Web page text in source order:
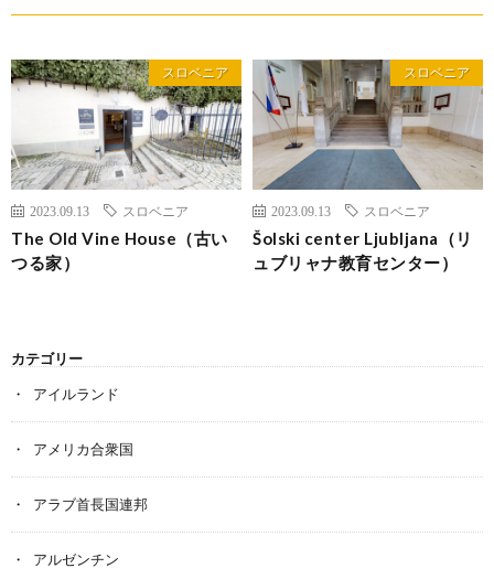
スロベニア
2023.09.13 スロベニア
The Old Vine House（古い
つる家）
スロベニア
2023.09.13 スロベニア
Šolski center Ljubljana（リ
ュブリャナ教育センター）
カテゴリー
アイルランド
アメリカ合衆国
アラブ首長国連邦
アルゼンチン